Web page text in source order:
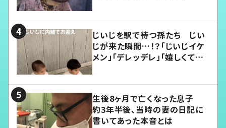
じいじを駅で待つ孫たち じい
じが来た瞬間…！？「じいじイケ
メン」「デレッデレ」「嬉しくて可
生後8ヶ月で亡くなった息子
約3年半後、当時の妻の日記に
書いてあった本音とは